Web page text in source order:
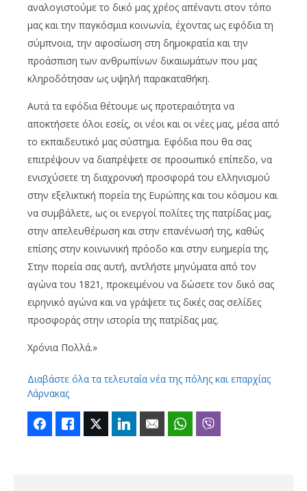
αναλογιστούμε το δικό μας χρέος απέναντι στον τόπο
μας και την παγκόσμια κοινωνία, έχοντας ως εφόδια τη
σύμπνοια, την αφοσίωση στη δημοκρατία και την
προάσπιση των ανθρωπίνων δικαιωμάτων που μας
κληροδότησαν ως υψηλή παρακαταθήκη.
Αυτά τα εφόδια θέτουμε ως προτεραιότητα να
αποκτήσετε όλοι εσείς, οι νέοι και οι νέες μας, μέσα από
το εκπαιδευτικό μας σύστημα. Εφόδια που θα σας
επιτρέψουν να διαπρέψετε σε προσωπικό επίπεδο, να
ενισχύσετε τη διαχρονική προσφορά του ελληνισμού
στην εξελικτική πορεία της Ευρώπης και του κόσμου και
να συμβάλετε, ως οι ενεργοί πολίτες της πατρίδας μας,
στην απελευθέρωση και στην επανένωσή της, καθώς
επίσης στην κοινωνική πρόοδο και στην ευημερία της.
Στην πορεία σας αυτή, αντλήστε μηνύματα από τον
αγώνα του 1821, προκειμένου να δώσετε τον δικό σας
ειρηνικό αγώνα και να γράψετε τις δικές σας σελίδες
προσφοράς στην ιστορία της πατρίδας μας.
Χρόνια Πολλά.»
Διαβάστε όλα τα τελευταία νέα της πόλης και επαρχίας
Λάρνακας
FacebookLike Twitter LinkedIn Email WhatsApp